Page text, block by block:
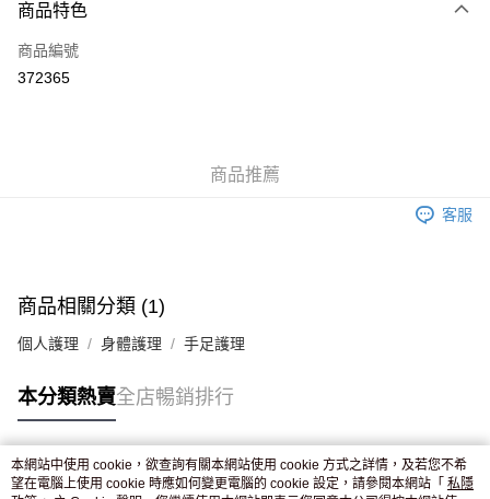
信用卡
Apple Pay
付款後門市自取，訂單確認後2-4個工作天到店，7天內取。逾期後
商品特色
商品編號
372365
商品推薦
客服
商品相關分類 (1)
個人護理 身體護理 手足護理
本分類熱賣全店暢銷排行
熱門標籤
本網站中使用 cookie，欲查詢有關本網站使用 cookie 方式之詳情，及若您不希
望在電腦上使用 cookie 時應如何變更電腦的 cookie 設定，請參閱本網站「 私隱